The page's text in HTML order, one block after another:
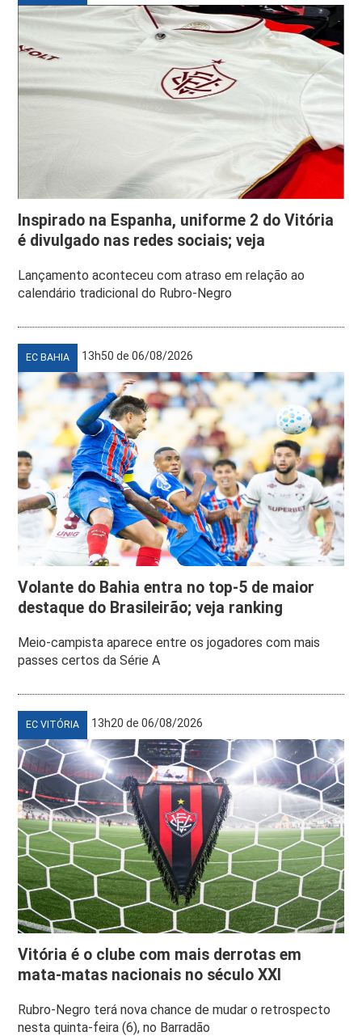
Inspirado na Espanha, uniforme 2 do Vitória
é divulgado nas redes sociais; veja
Lançamento aconteceu com atraso em relação ao
calendário tradicional do Rubro-Negro
EC BAHIA 13h50 de 06/08/2026
Volante do Bahia entra no top-5 de maior
destaque do Brasileirão; veja ranking
Meio-campista aparece entre os jogadores com mais
passes certos da Série A
EC VITÓRIA 13h20 de 06/08/2026
Vitória é o clube com mais derrotas em
mata-matas nacionais no século XXI
Rubro-Negro terá nova chance de mudar o retrospecto
nesta quinta-feira (6), no Barradão